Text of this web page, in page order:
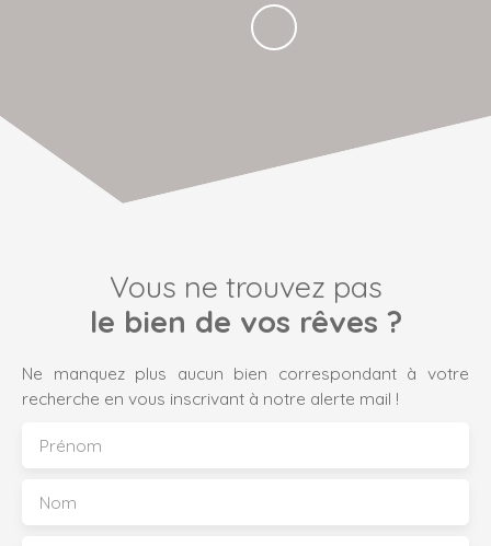
Vous ne trouvez pas
le bien de vos rêves ?
Ne manquez plus aucun bien correspondant à votre
recherche en vous inscrivant à notre alerte mail !
Prénom
Nom